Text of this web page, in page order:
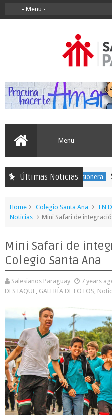
Últimas Noticias
Expedición Misionera Se realizó
Home Colegio Santa Ana EN
Noticias
Mini Safari de
Mini Safari de
Colegio Santa Ana
Salesianos Paraguay 7 years
DESTAQUE, GALERÍA DE FOTOS